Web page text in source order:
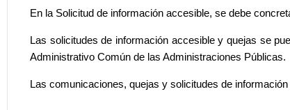
En la Solicitud de información accesible, se debe
Las solicitudes de información accesible y quejas se
Administrativo Común de las Administraciones Públicas.
Las comunicaciones, quejas y solicitudes de